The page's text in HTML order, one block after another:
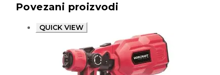
Povezani proizvodi
QUICK VIEW